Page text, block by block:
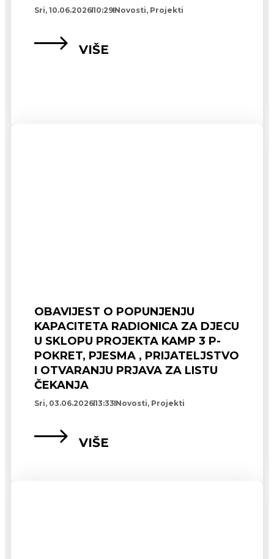
Sri, 10.06.202610:29 Novosti, Projekti
VIŠE
OBAVIJEST O POPUNJENJU
KAPACITETA RADIONICA ZA DJECU
U SKLOPU PROJEKTA KAMP 3 P-
POKRET, PJESMA , PRIJATELJSTVO
I OTVARANJU PRJAVA ZA LISTU
ČEKANJA
Sri, 03.06.202613:33 Novosti, Projekti
VIŠE